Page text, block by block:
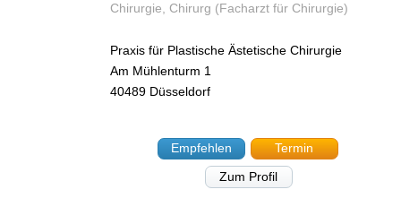
Chirurgie, Chirurg (Facharzt für Chirurgie)
Praxis für Plastische Ästetische Chirurgie
Am Mühlenturm 1
40489 Düsseldorf
Empfehlen
Termin
Zum Profil